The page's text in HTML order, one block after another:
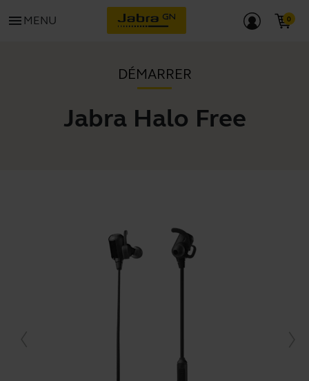
menu MENU
DÉMARRER
Jabra Halo Free